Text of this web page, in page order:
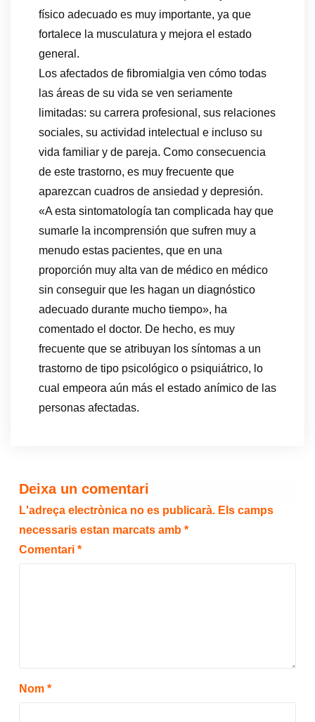
físico adecuado es muy importante, ya que
fortalece la musculatura y mejora el estado
general.
Los afectados de fibromialgia ven cómo todas
las áreas de su vida se ven seriamente
limitadas: su carrera profesional, sus relaciones
sociales, su actividad intelectual e incluso su
vida familiar y de pareja. Como consecuencia
de este trastorno, es muy frecuente que
aparezcan cuadros de ansiedad y depresión.
«A esta sintomatología tan complicada hay que
sumarle la incomprensión que sufren muy a
menudo estas pacientes, que en una
proporción muy alta van de médico en médico
sin conseguir que les hagan un diagnóstico
adecuado durante mucho tiempo», ha
comentado el doctor. De hecho, es muy
frecuente que se atribuyan los síntomas a un
trastorno de tipo psicológico o psiquiátrico, lo
cual empeora aún más el estado anímico de las
personas afectadas.
Deixa un comentari
L'adreça electrònica no es publicarà. Els camps
necessaris estan marcats amb *
Comentari *
Nom *